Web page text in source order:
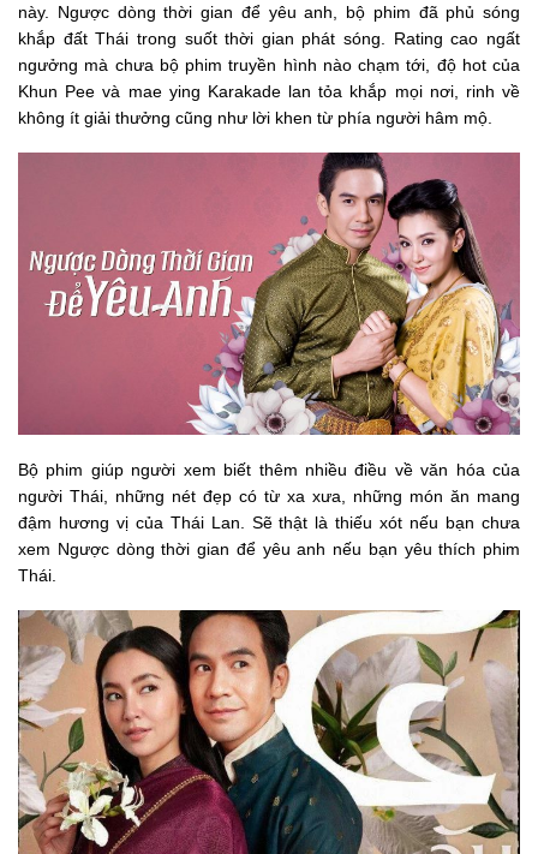
này. Ngược dòng thời gian để yêu anh, bộ phim đã phủ sóng
khắp đất Thái trong suốt thời gian phát sóng. Rating cao ngất
ngưởng mà chưa bộ phim truyền hình nào chạm tới, độ hot của
Khun Pee và mae ying Karakade lan tỏa khắp mọi nơi, rinh về
không ít giải thưởng cũng như lời khen từ phía người hâm mộ.
Bộ phim giúp người xem biết thêm nhiều điều về văn hóa của
người Thái, những nét đẹp có từ xa xưa, những món ăn mang
đậm hương vị của Thái Lan. Sẽ thật là thiếu xót nếu bạn chưa
xem Ngược dòng thời gian để yêu anh nếu bạn yêu thích phim
Thái.